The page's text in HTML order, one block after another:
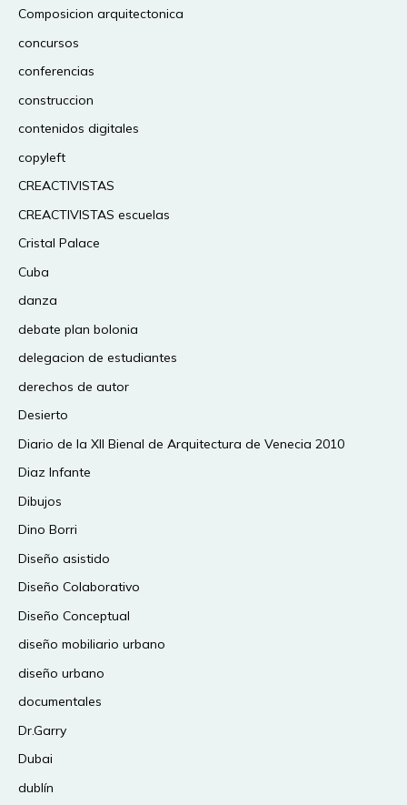
Composicion arquitectonica
concursos
conferencias
construccion
contenidos digitales
copyleft
CREACTIVISTAS
CREACTIVISTAS escuelas
Cristal Palace
Cuba
danza
debate plan bolonia
delegacion de estudiantes
derechos de autor
Desierto
Diario de la XII Bienal de Arquitectura de Venecia 2010
Diaz Infante
Dibujos
Dino Borri
Diseño asistido
Diseño Colaborativo
Diseño Conceptual
diseño mobiliario urbano
diseño urbano
documentales
Dr.Garry
Dubai
dublín